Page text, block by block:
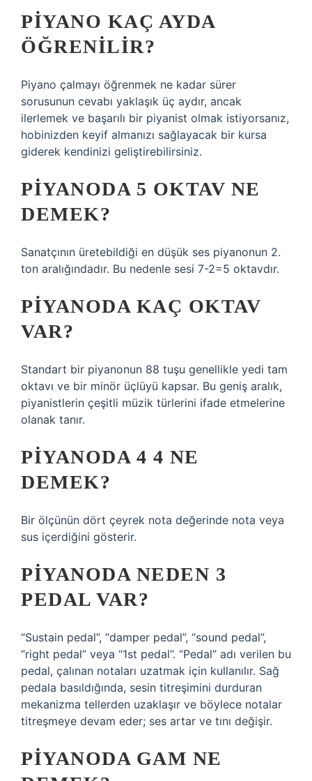
PIYANO KAÇ AYDA
ÖĞRENILIR?
Piyano çalmayı öğrenmek ne kadar sürer
sorusunun cevabı yaklaşık üç aydır, ancak
ilerlemek ve başarılı bir piyanist olmak istiyorsanız,
hobinizden keyif almanızı sağlayacak bir kursa
giderek kendinizi geliştirebilirsiniz.
PIYANODA 5 OKTAV NE
DEMEK?
Sanatçının üretebildiği en düşük ses piyanonun 2.
ton aralığındadır. Bu nedenle sesi 7-2=5 oktavdır.
PIYANODA KAÇ OKTAV
VAR?
Standart bir piyanonun 88 tuşu genellikle yedi tam
oktavı ve bir minör üçlüyü kapsar. Bu geniş aralık,
piyanistlerin çeşitli müzik türlerini ifade etmelerine
olanak tanır.
PIYANODA 4 4 NE
DEMEK?
Bir ölçünün dört çeyrek nota değerinde nota veya
sus içerdiğini gösterir.
PIYANODA NEDEN 3
PEDAL VAR?
“Sustain pedal”, “damper pedal”, “sound pedal”,
“right pedal” veya “1st pedal”. “Pedal” adı verilen bu
pedal, çalınan notaları uzatmak için kullanılır. Sağ
pedala basıldığında, sesin titreşimini durduran
mekanizma tellerden uzaklaşır ve böylece notalar
titreşmeye devam eder; ses artar ve tını değişir.
PIYANODA GAM NE